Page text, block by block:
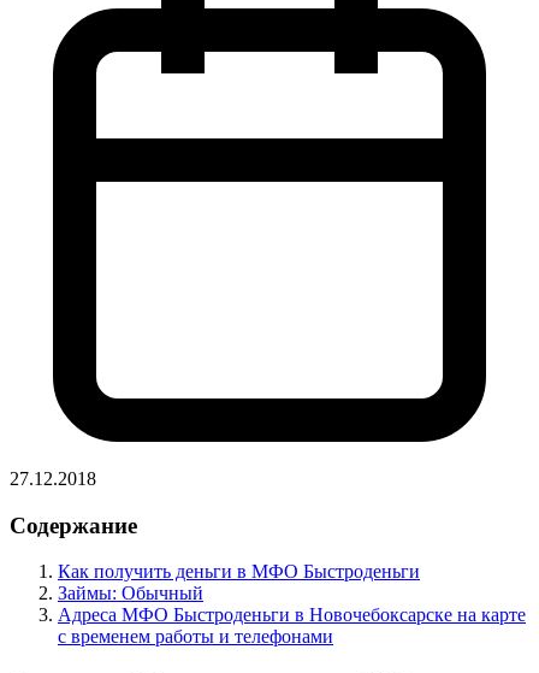
27.12.2018
Содержание
Как получить деньги в МФО Быстроденьги
Займы: Обычный
Адреса МФО Быстроденьги в Новочебоксарске на карте
с временем работы и телефонами